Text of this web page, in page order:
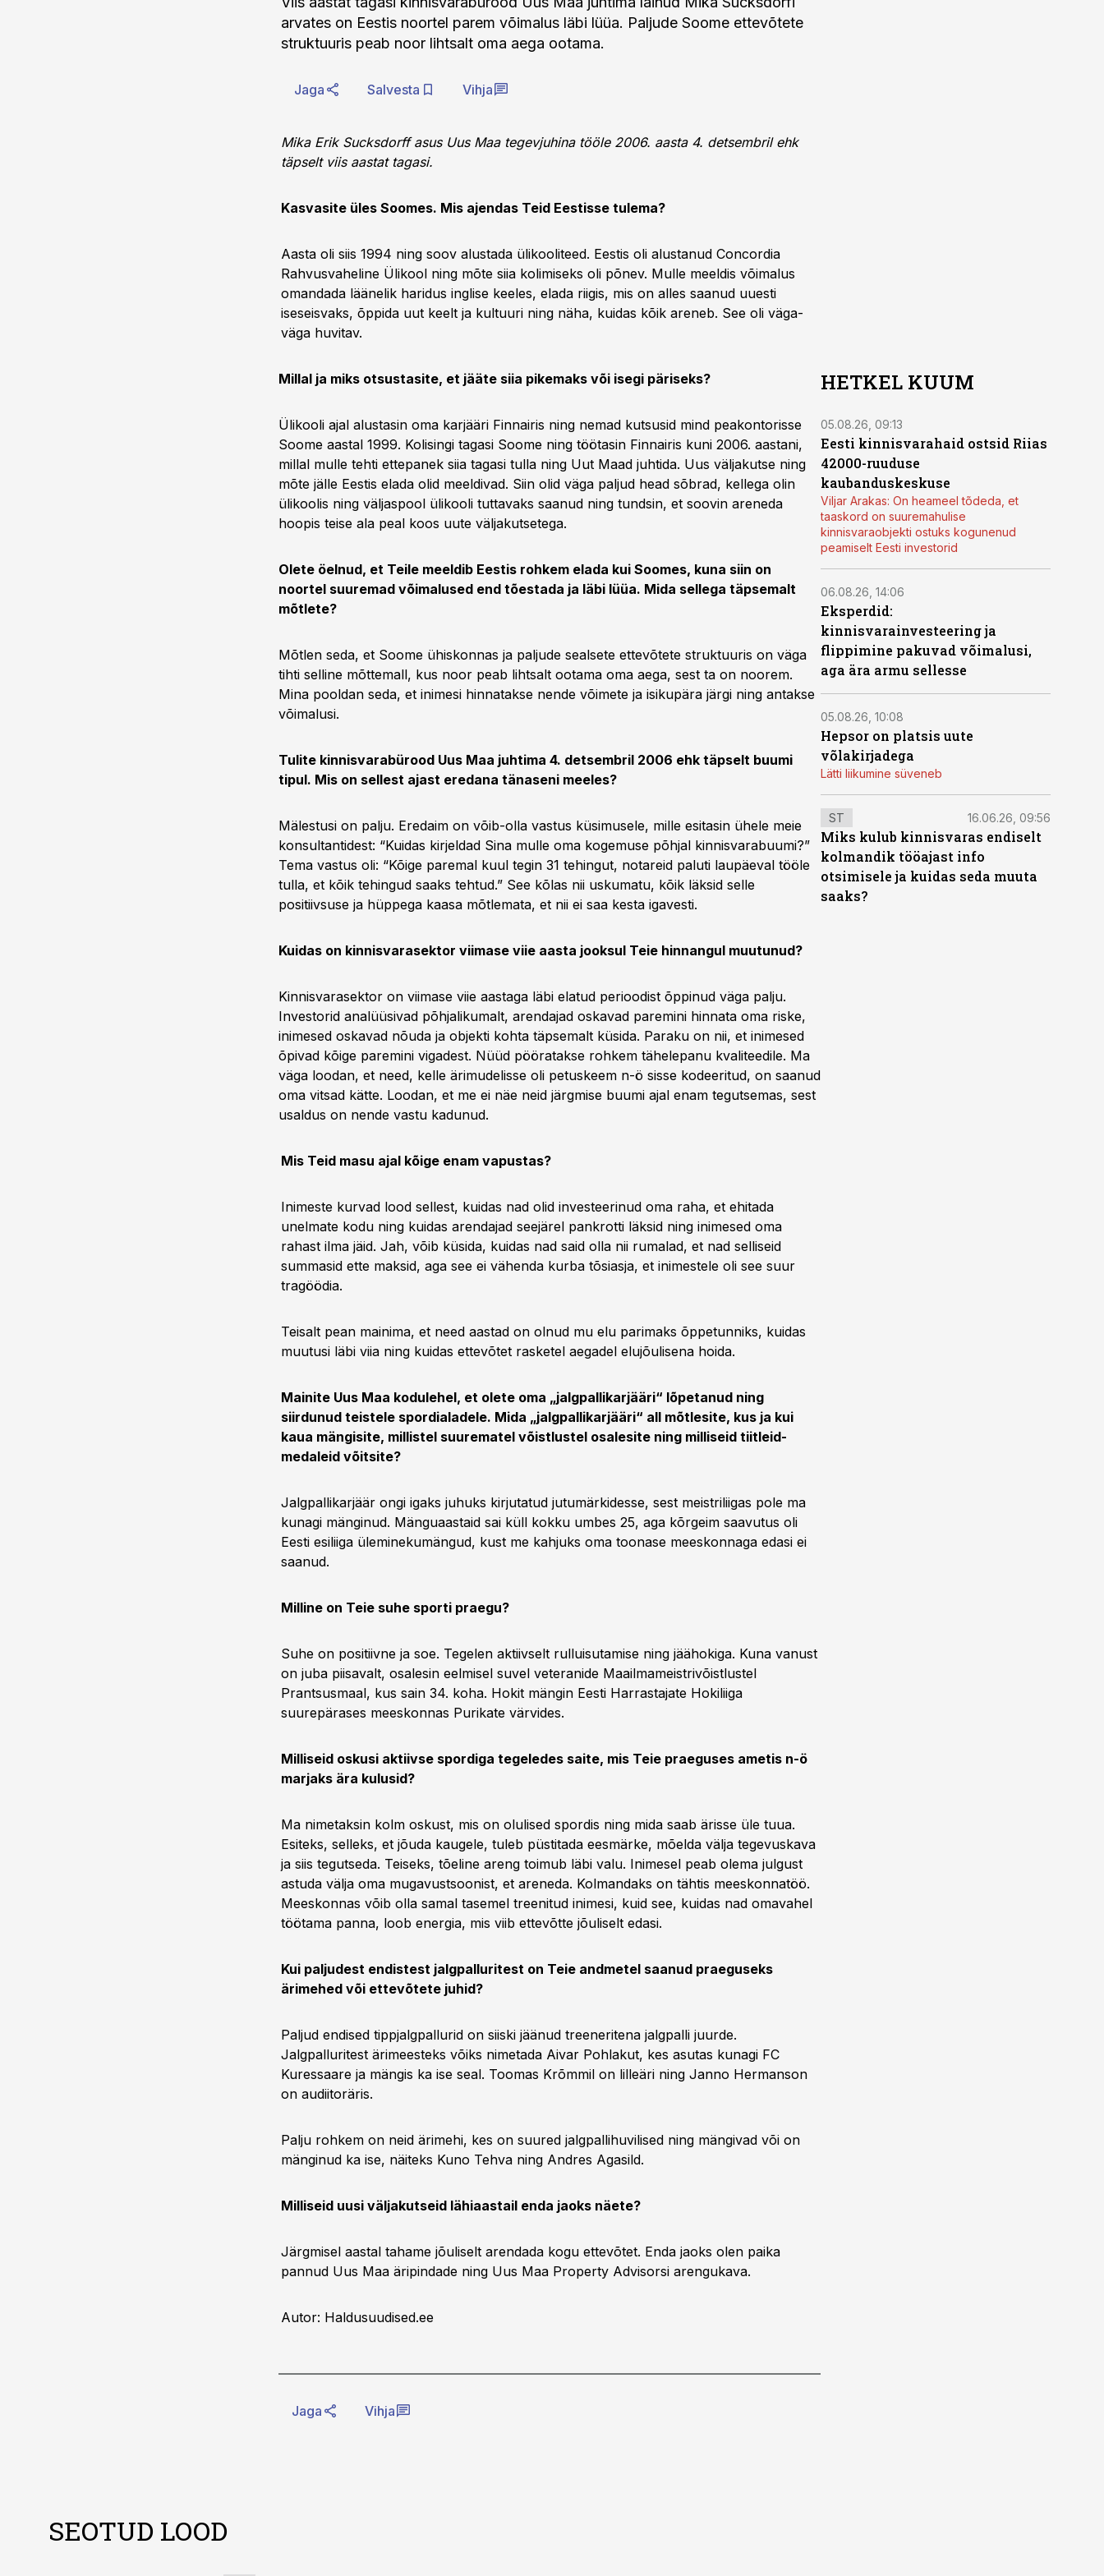
arvates on Eestis noortel parem võimalus läbi lüüa. Paljude Soome ettevõtete
struktuuris peab noor lihtsalt oma aega ootama.
Jaga Salvesta Vihja
Mika Erik Sucksdorff asus Uus Maa tegevjuhina tööle 2006. aasta 4. detsembril ehk
täpselt viis aastat tagasi.
Kasvasite üles Soomes. Mis ajendas Teid Eestisse tulema?
Aasta oli siis 1994 ning soov alustada ülikooliteed. Eestis oli alustanud Concordia
Rahvusvaheline Ülikool ning mõte siia kolimiseks oli põnev. Mulle meeldis võimalus
omandada läänelik haridus inglise keeles, elada riigis, mis on alles saanud uuesti
iseseisvaks, õppida uut keelt ja kultuuri ning näha, kuidas kõik areneb. See oli väga-
väga huvitav.
Millal ja miks otsustasite, et jääte siia pikemaks või isegi päriseks?
Ülikooli ajal alustasin oma karjääri Finnairis ning nemad kutsusid mind peakontorisse
Soome aastal 1999. Kolisingi tagasi Soome ning töötasin Finnairis kuni 2006. aastani,
millal mulle tehti ettepanek siia tagasi tulla ning Uut Maad juhtida. Uus väljakutse ning
mõte jälle Eestis elada olid meeldivad. Siin olid väga paljud head sõbrad, kellega olin
ülikoolis ning väljaspool ülikooli tuttavaks saanud ning tundsin, et soovin areneda
hoopis teise ala peal koos uute väljakutsetega.
Olete öelnud, et Teile meeldib Eestis rohkem elada kui Soomes, kuna siin on
noortel suuremad võimalused end tõestada ja läbi lüüa. Mida sellega täpsemalt
mõtlete?
Mõtlen seda, et Soome ühiskonnas ja paljude sealsete ettevõtete struktuuris on väga
tihti selline mõttemall, kus noor peab lihtsalt ootama oma aega, sest ta on noorem.
Mina pooldan seda, et inimesi hinnatakse nende võimete ja isikupära järgi ning antakse
võimalusi.
Tulite kinnisvarabürood Uus Maa juhtima 4. detsembril 2006 ehk täpselt buumi
tipul. Mis on sellest ajast eredana tänaseni meeles?
Mälestusi on palju. Eredaim on võib-olla vastus küsimusele, mille esitasin ühele meie
konsultantidest: “Kuidas kirjeldad Sina mulle oma kogemuse põhjal kinnisvarabuumi?”
Tema vastus oli: “Kõige paremal kuul tegin 31 tehingut, notareid paluti laupäeval tööle
tulla, et kõik tehingud saaks tehtud.” See kõlas nii uskumatu, kõik läksid selle
positiivsuse ja hüppega kaasa mõtlemata, et nii ei saa kesta igavesti.
Kuidas on kinnisvarasektor viimase viie aasta jooksul Teie hinnangul muutunud?
Kinnisvarasektor on viimase viie aastaga läbi elatud perioodist õppinud väga palju.
Investorid analüüsivad põhjalikumalt, arendajad oskavad paremini hinnata oma riske,
inimesed oskavad nõuda ja objekti kohta täpsemalt küsida. Paraku on nii, et inimesed
õpivad kõige paremini vigadest. Nüüd pööratakse rohkem tähelepanu kvaliteedile. Ma
väga loodan, et need, kelle ärimudelisse oli petuskeem n-ö sisse kodeeritud, on saanud
oma vitsad kätte. Loodan, et me ei näe neid järgmise buumi ajal enam tegutsemas, sest
usaldus on nende vastu kadunud.
HETKEL KUUM
05.08.26, 09:13
Eesti kinnisvarahaid ostsid Riias
42000-ruuduse
kaubanduskeskuse
Viljar Arakas: On heameel tõdeda, et
taaskord on suuremahulise
kinnisvaraobjekti ostuks kogunenud
peamiselt Eesti investorid
06.08.26, 14:06
Eksperdid:
kinnisvarainvesteering ja
flippimine pakuvad võimalusi,
aga ära armu sellesse
05.08.26, 10:08
Hepsor on platsis uute
võlakirjadega
Lätti liikumine süveneb
ST 16.06.26, 09:56
Miks kulub kinnisvaras endiselt
kolmandik tööajast info
otsimisele ja kuidas seda muuta
saaks?
Mis Teid masu ajal kõige enam vapustas?
Inimeste kurvad lood sellest, kuidas nad olid investeerinud oma raha, et ehitada
unelmate kodu ning kuidas arendajad seejärel pankrotti läksid ning inimesed oma
rahast ilma jäid. Jah, võib küsida, kuidas nad said olla nii rumalad, et nad selliseid
summasid ette maksid, aga see ei vähenda kurba tõsiasja, et inimestele oli see suur
tragöödia.
Teisalt pean mainima, et need aastad on olnud mu elu parimaks õppetunniks, kuidas
muutusi läbi viia ning kuidas ettevõtet rasketel aegadel elujõulisena hoida.
Mainite Uus Maa kodulehel, et olete oma „jalgpallikarjääri“ lõpetanud ning
siirdunud teistele spordialadele. Mida „jalgpallikarjääri“ all mõtlesite, kus ja kui
kaua mängisite, millistel suurematel võistlustel osalesite ning milliseid tiitleid-
medaleid võitsite?
Jalgpallikarjäär ongi igaks juhuks kirjutatud jutumärkidesse, sest meistriliigas pole ma
kunagi mänginud. Mänguaastaid sai küll kokku umbes 25, aga kõrgeim saavutus oli
Eesti esiliiga üleminekumängud, kust me kahjuks oma toonase meeskonnaga edasi ei
saanud.
Milline on Teie suhe sporti praegu?
Suhe on positiivne ja soe. Tegelen aktiivselt rulluisutamise ning jäähokiga. Kuna vanust
on juba piisavalt, osalesin eelmisel suvel veteranide Maailmameistrivõistlustel
Prantsusmaal, kus sain 34. koha. Hokit mängin Eesti Harrastajate Hokiliiga
suurepärases meeskonnas Purikate värvides.
Milliseid oskusi aktiivse spordiga tegeledes saite, mis Teie praeguses ametis n-ö
marjaks ära kulusid?
Ma nimetaksin kolm oskust, mis on olulised spordis ning mida saab ärisse üle tuua.
Esiteks, selleks, et jõuda kaugele, tuleb püstitada eesmärke, mõelda välja tegevuskava
ja siis tegutseda. Teiseks, tõeline areng toimub läbi valu. Inimesel peab olema julgust
astuda välja oma mugavustsoonist, et areneda. Kolmandaks on tähtis meeskonnatöö.
Meeskonnas võib olla samal tasemel treenitud inimesi, kuid see, kuidas nad omavahel
töötama panna, loob energia, mis viib ettevõtte jõuliselt edasi.
Kui paljudest endistest jalgpalluritest on Teie andmetel saanud praeguseks
ärimehed või ettevõtete juhid?
Paljud endised tippjalgpallurid on siiski jäänud treeneritena jalgpalli juurde.
Jalgpalluritest ärimeesteks võiks nimetada Aivar Pohlakut, kes asutas kunagi FC
Kuressaare ja mängis ka ise seal. Toomas Krõmmil on lilleäri ning Janno Hermanson
on audiitoräris.
Palju rohkem on neid ärimehi, kes on suured jalgpallihuvilised ning mängivad või on
mänginud ka ise, näiteks Kuno Tehva ning Andres Agasild.
Milliseid uusi väljakutseid lähiaastail enda jaoks näete?
Järgmisel aastal tahame jõuliselt arendada kogu ettevõtet. Enda jaoks olen paika
pannud Uus Maa äripindade ning Uus Maa Property Advisorsi arengukava.
Autor: Haldusuudised.ee
Jaga Vihja
SEOTUD LOOD